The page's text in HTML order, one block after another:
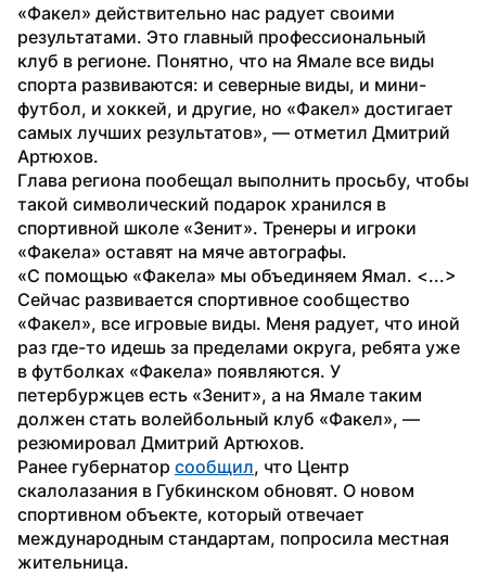
«Факел» действительно нас радует своими
результатами. Это главный профессиональный
клуб в регионе. Понятно, что на Ямале все виды
спорта развиваются: и северные виды, и мини-
футбол, и хоккей, и другие, но «Факел» достигает
самых лучших результатов», — отметил Дмитрий
Артюхов.
Глава региона пообещал выполнить просьбу, чтобы
такой символический подарок хранился в
спортивной школе «Зенит». Тренеры и игроки
«Факела» оставят на мяче автографы.
«С помощью «Факела» мы объединяем Ямал. <...>
Сейчас развивается спортивное сообщество
«Факел», все игровые виды. Меня радует, что иной
раз где-то идешь за пределами округа, ребята уже
в футболках «Факела» появляются. У
петербуржцев есть «Зенит», а на Ямале таким
должен стать волейбольный клуб «Факел», —
резюмировал Дмитрий Артюхов.
Ранее губернатор сообщил, что Центр
скалолазания в Губкинском обновят. О новом
спортивном объекте, который отвечает
международным стандартам, попросила местная
жительница.